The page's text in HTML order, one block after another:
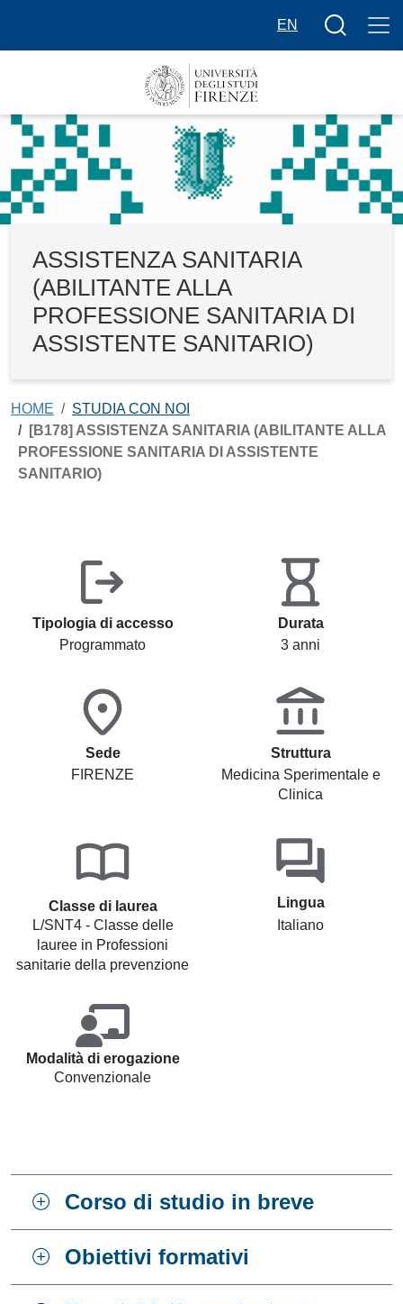
EN
Bottone
ASSISTENZA SANITARIA
(ABILITANTE ALLA
PROFESSIONE SANITARIA DI
ASSISTENTE SANITARIO)
HOME
STUDIA CON NOI
[B178] ASSISTENZA SANITARIA (ABILITANTE ALLA
PROFESSIONE SANITARIA DI ASSISTENTE
SANITARIO)
Tipologia di accesso
Programmato
Durata
3 anni
Sede
FIRENZE
Struttura
Medicina Sperimentale e
Clinica
Classe di laurea
L/SNT4 - Classe delle
lauree in Professioni
sanitarie della prevenzione
Lingua
Italiano
Modalità di erogazione
Convenzionale
Corso di studio in breve
Obiettivi formativi